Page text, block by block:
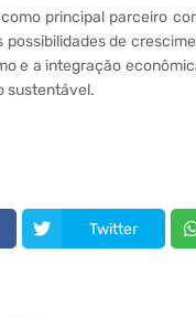
principal parceiro
possibilidades de
e a integração
sustentável.
Twitter